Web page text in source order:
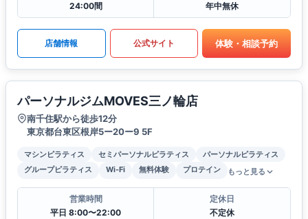
24:00間
年中無休
店舗情報 公式サイト 体験・相談予約
パーソナルジムMOVES三ノ輪店
南千住駅から徒歩12分
東京都台東区根岸5ー20ー9 5F
マシンピラティス セミパーソナルピラティス
パーソナルピラティス
グループピラティス
Wi-Fi 無料体験 プロテイン もっと見る
営業時間
平日 8:00〜22:00
定休日
不定休